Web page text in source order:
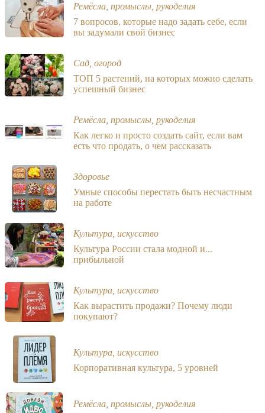
Ремёсла, промыслы, рукоделия
7 вопросов, которые надо задать себе, если
вы задумали свой бизнес
Сад, огород
ТОП 5 растений, на которых можно сделать
успешный бизнес
Ремёсла, промыслы, рукоделия
Как легко и просто создать сайт, если вам
есть что продать, о чем рассказать
Здоровье
Умные способы перестать быть несчастным
на работе
Культура, искусство
Культура России стала модной и...
прибыльной
Культура, искусство
Как вырастить продажи? Почему люди
покупают?
Культура, искусство
Корпоративная культура, 5 уровней
Ремёсла, промыслы, рукоделия